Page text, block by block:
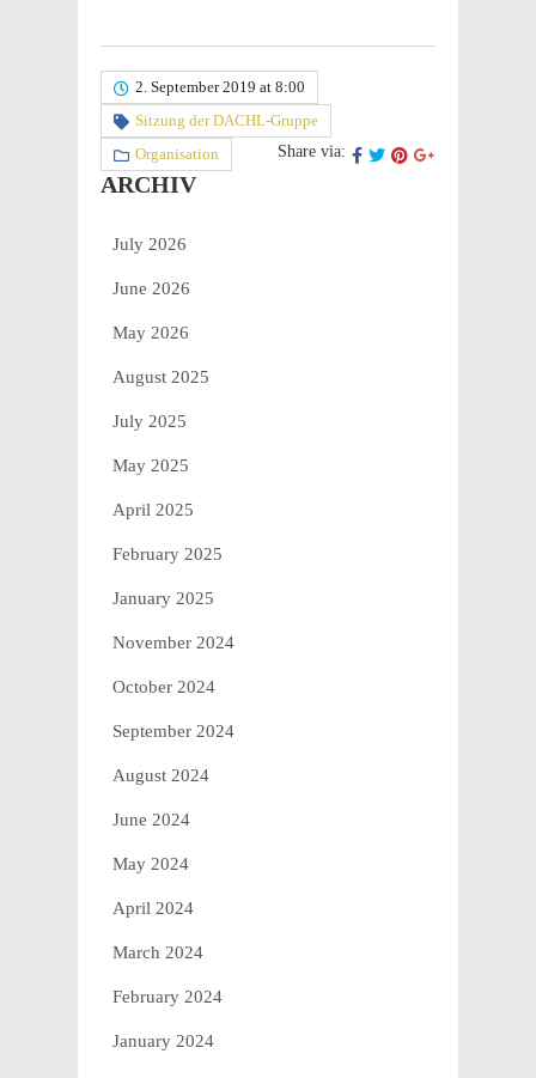
2. September 2019 at 8:00
Sitzung der DACHL-Gruppe
Organisation
Share via:
ARCHIV
July 2026
June 2026
May 2026
August 2025
July 2025
May 2025
April 2025
February 2025
January 2025
November 2024
October 2024
September 2024
August 2024
June 2024
May 2024
April 2024
March 2024
February 2024
January 2024